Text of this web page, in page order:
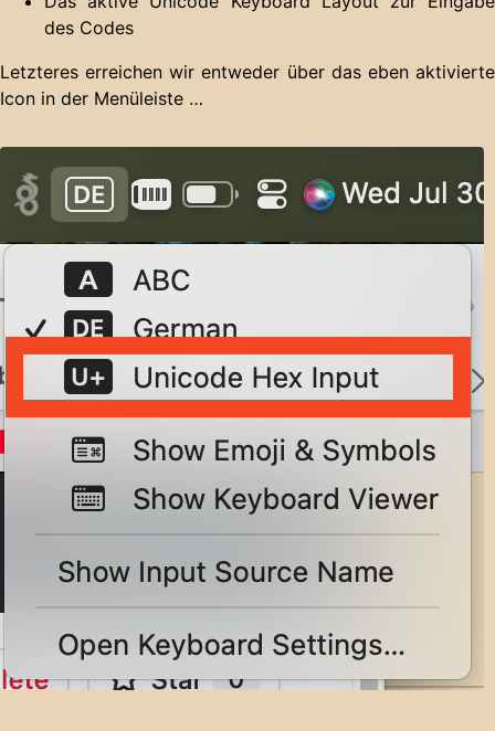
des Codes
Letzteres erreichen wir entweder über das eben aktivierte
Icon in der Menüleiste …